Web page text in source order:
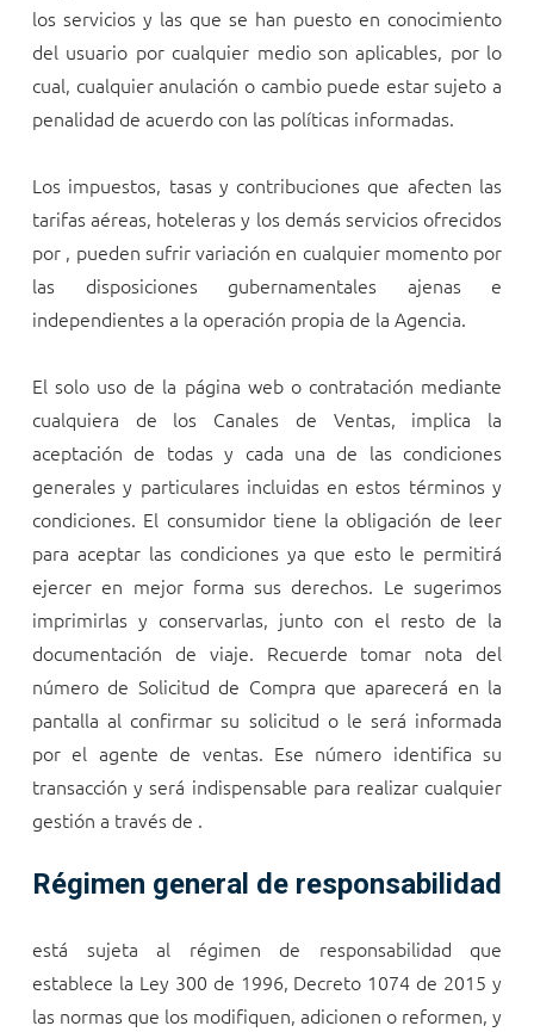
los servicios y las que se han puesto en conocimiento
del usuario por cualquier medio son aplicables, por lo
cual, cualquier anulación o cambio puede estar sujeto a
penalidad de acuerdo con las políticas informadas.
Los impuestos, tasas y contribuciones que afecten las
tarifas aéreas, hoteleras y los demás servicios ofrecidos
por , pueden sufrir variación en cualquier momento por
las disposiciones gubernamentales ajenas e
independientes a la operación propia de la Agencia.
El solo uso de la página web o contratación mediante
cualquiera de los Canales de Ventas, implica la
aceptación de todas y cada una de las condiciones
generales y particulares incluidas en estos términos y
condiciones. El consumidor tiene la obligación de leer
para aceptar las condiciones ya que esto le permitirá
ejercer en mejor forma sus derechos. Le sugerimos
imprimirlas y conservarlas, junto con el resto de la
documentación de viaje. Recuerde tomar nota del
número de Solicitud de Compra que aparecerá en la
pantalla al confirmar su solicitud o le será informada
por el agente de ventas. Ese número identifica su
transacción y será indispensable para realizar cualquier
gestión a través de .
Régimen general de responsabilidad
está sujeta al régimen de responsabilidad que
establece la Ley 300 de 1996, Decreto 1074 de 2015 y
las normas que los modifiquen, adicionen o reformen, y